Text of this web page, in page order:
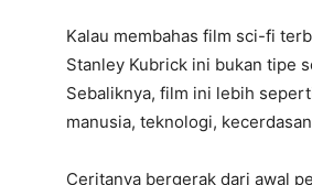
Kalau membahas film sci-fi
Stanley Kubrick ini bukan tipe
Sebaliknya, film ini lebih
manusia, teknologi,
Ceritanya bergerak dari awal